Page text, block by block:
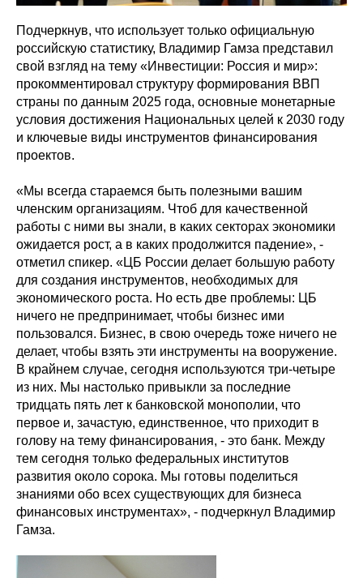
Подчеркнув, что использует только официальную
российскую статистику, Владимир Гамза представил
свой взгляд на тему «Инвестиции: Россия и мир»:
прокомментировал структуру формирования ВВП
страны по данным 2025 года, основные монетарные
условия достижения Национальных целей к 2030 году
и ключевые виды инструментов финансирования
проектов.
«Мы всегда стараемся быть полезными вашим
членским организациям. Чтоб для качественной
работы с ними вы знали, в каких секторах экономики
ожидается рост, а в каких продолжится падение», -
отметил спикер. «ЦБ России делает большую работу
для создания инструментов, необходимых для
экономического роста. Но есть две проблемы: ЦБ
ничего не предпринимает, чтобы бизнес ими
пользовался. Бизнес, в свою очередь тоже ничего не
делает, чтобы взять эти инструменты на вооружение.
В крайнем случае, сегодня используются три-четыре
из них. Мы настолько привыкли за последние
тридцать пять лет к банковской монополии, что
первое и, зачастую, единственное, что приходит в
голову на тему финансирования, - это банк. Между
тем сегодня только федеральных институтов
развития около сорока. Мы готовы поделиться
знаниями обо всех существующих для бизнеса
финансовых инструментах», - подчеркнул Владимир
Гамза.